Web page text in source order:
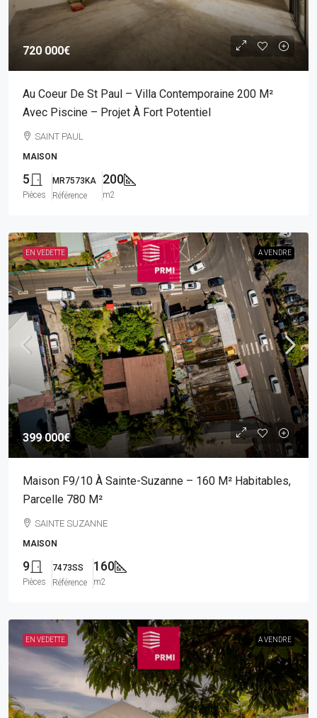
720 000€
Au Coeur De St Paul – Villa Contemporaine 200 M²
Avec Piscine – Projet À Fort Potentiel
SAINT PAUL
MAISON
5
Pièces
MR7573KA
Référence
200
m2
EN VEDETTE A VENDRE
399 000€
Maison F9/10 À Sainte-Suzanne – 160 M² Habitables,
Parcelle 780 M²
SAINTE SUZANNE
MAISON
9
Pièces
7473SS
Référence
160
m2
EN VEDETTE A VENDRE